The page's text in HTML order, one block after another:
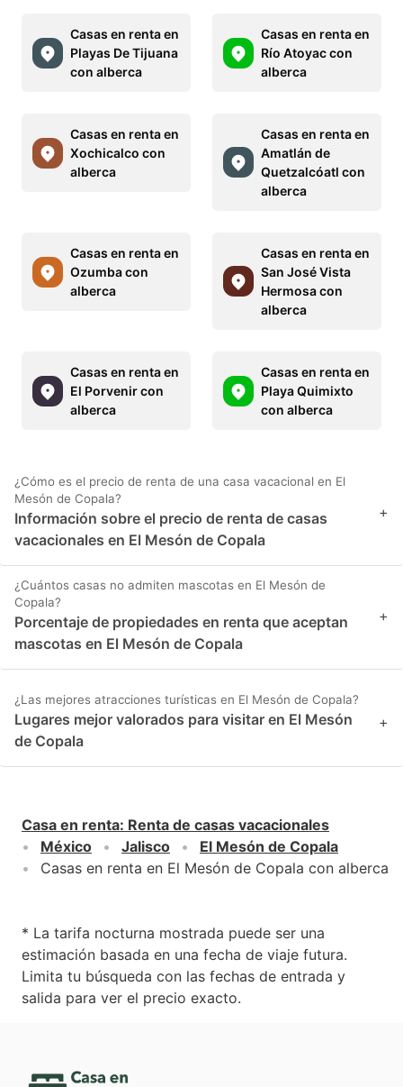
Casas en renta en
Playas De Tijuana
con alberca
Casas en renta en
Río Atoyac con
alberca
Casas en renta en
Xochicalco con
alberca
Casas en renta en
Amatlán de
Quetzalcóatl con
alberca
Casas en renta en
Ozumba con
alberca
Casas en renta en
San José Vista
Hermosa con
alberca
Casas en renta en
El Porvenir con
alberca
Casas en renta en
Playa Quimixto
con alberca
¿Cómo es el precio de renta de una casa vacacional en El
Mesón de Copala?
Información sobre el precio de renta de casas
vacacionales en El Mesón de Copala
+
¿Cuántos casas no admiten mascotas en El Mesón de
Copala?
Porcentaje de propiedades en renta que aceptan
mascotas en El Mesón de Copala
+
¿Las mejores atracciones turísticas en El Mesón de Copala?
Lugares mejor valorados para visitar en El Mesón
de Copala
+
Casa en renta: Renta de casas vacacionales
México
Jalisco
El Mesón de Copala
Casas en renta en El Mesón de Copala con alberca
* La tarifa nocturna mostrada puede ser una
estimación basada en una fecha de viaje futura.
Limita tu búsqueda con las fechas de entrada y
salida para ver el precio exacto.